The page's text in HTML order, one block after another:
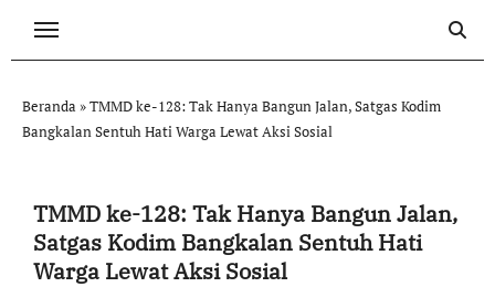
Beranda »TMMD ke-128: Tak Hanya Bangun Jalan, Satgas Kodim
Bangkalan Sentuh Hati Warga Lewat Aksi Sosial
TMMD ke-128: Tak Hanya Bangun Jalan,
Satgas Kodim Bangkalan Sentuh Hati
Warga Lewat Aksi Sosial